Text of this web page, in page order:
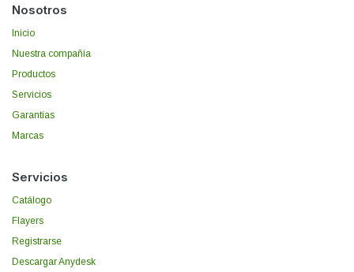
Nosotros
Inicio
Nuestra compañía
Productos
Servicios
Garantías
Marcas
Servicios
Catálogo
Flayers
Registrarse
Descargar Anydesk